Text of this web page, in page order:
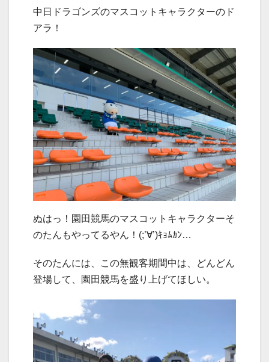
中日ドラゴンズのマスコットキャラクターのド
アラ！
ぬはっ！園田競馬のマスコットキャラクターそ
のたんもやってるやん！(;’∀’)ｷｮﾑｶﾝ…
そのたんには、この無観客期間中は、どんどん
登場して、園田競馬を盛り上げてほしい。